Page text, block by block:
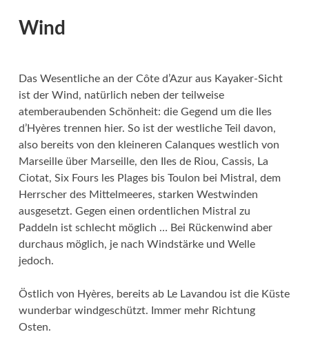
Wind
Das Wesentliche an der Côte d’Azur aus Kayaker-Sicht
ist der Wind, natürlich neben der teilweise
atemberaubenden Schönheit: die Gegend um die Iles
d’Hyères trennen hier. So ist der westliche Teil davon,
also bereits von den kleineren Calanques westlich von
Marseille über Marseille, den Iles de Riou, Cassis, La
Ciotat, Six Fours les Plages bis Toulon bei Mistral, dem
Herrscher des Mittelmeeres, starken Westwinden
ausgesetzt. Gegen einen ordentlichen Mistral zu
Paddeln ist schlecht möglich … Bei Rückenwind aber
durchaus möglich, je nach Windstärke und Welle
jedoch.
Östlich von Hyères, bereits ab Le Lavandou ist die Küste
wunderbar windgeschützt. Immer mehr Richtung
Osten.